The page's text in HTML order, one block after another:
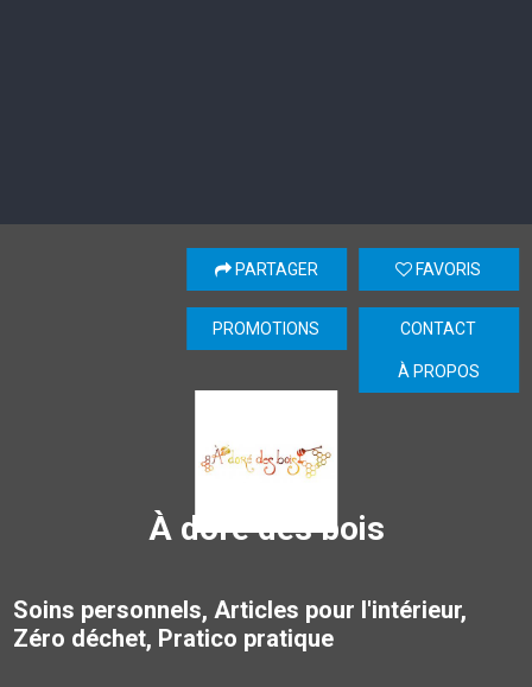
À doré des bois
Soins personnels, Articles pour l'intérieur,
Zéro déchet, Pratico pratique
FAVORIS
PARTAGER
CONTACT
PROMOTIONS
À PROPOS